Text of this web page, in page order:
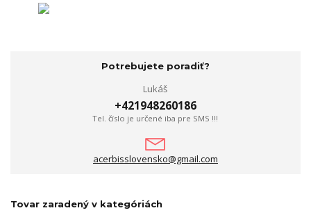
Potrebujete poradiť?
Lukáš
+421948260186
Tel. číslo je určené iba pre SMS !!!
acerbisslovensko@gmail.com
Tovar zaradený v kategóriách